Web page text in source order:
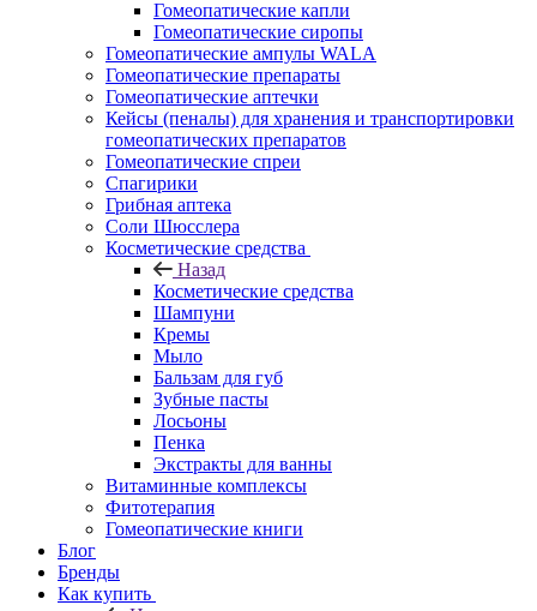
Гомеопатические капли
Гомеопатические сиропы
Гомеопатические ампулы WALA
Гомеопатические препараты
Гомеопатические аптечки
Кейсы (пеналы) для хранения и транспортировки
гомеопатических препаратов
Гомеопатические спреи
Спагирики
Грибная аптека
Соли Шюсслера
Косметические средства
Назад
Косметические средства
Шампуни
Кремы
Мыло
Бальзам для губ
Зубные пасты
Лосьоны
Пенка
Экстракты для ванны
Витаминные комплексы
Фитотерапия
Гомеопатические книги
Блог
Бренды
Как купить